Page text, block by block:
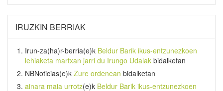
IRUZKIN BERRIAK
Irun-za(ha)r-berria(e)k Beldur Barik ikus-entzunezkoen
lehiaketa martxan jarri du Irungo Udalak bidalketan
NBNoticias(e)k Zure ordenean bidalketan
ainara maia urrotz(e)k Beldur Barik ikus-entzunezkoen